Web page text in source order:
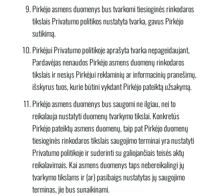
Pirkėjo asmens duomenys bus tvarkomi tiesioginės rinkodaros
tikslais Privatumo politikos nustatyta tvarka, gavus Pirkėjo
sutikimą.
Pirkėjui Privatumo politikoje aprašyta tvarka nepageidaujant,
Pardavėjas nenaudos Pirkėjo asmens duomenų rinkodaros
tikslais ir nesiųs Pirkėjui reklaminių ar informacinių pranešimų,
išskyrus tuos, kurie būtini vykdant Pirkėjo pateiktą užsakymą.
Pirkėjo asmens duomenys bus saugomi ne ilgiau, nei to
reikalauja nustatyti duomenų tvarkymo tikslai. Konkretūs
Pirkėjo pateiktų asmens duomenų, taip pat Pirkėjo duomenų
tiesioginės rinkodaros tikslais saugojimo terminai yra nustatyti
Privatumo politikoje ir suderinti su galiojančiais teisės aktų
reikalavimais. Kai asmens duomenys taps nebereikalingi jų
tvarkymo tikslams ir (ar) pasibaigs nustatytas jų saugojimo
terminas, jie bus sunaikinami.